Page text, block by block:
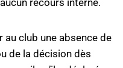
recours interne.
au club une absence de
de la décision dès